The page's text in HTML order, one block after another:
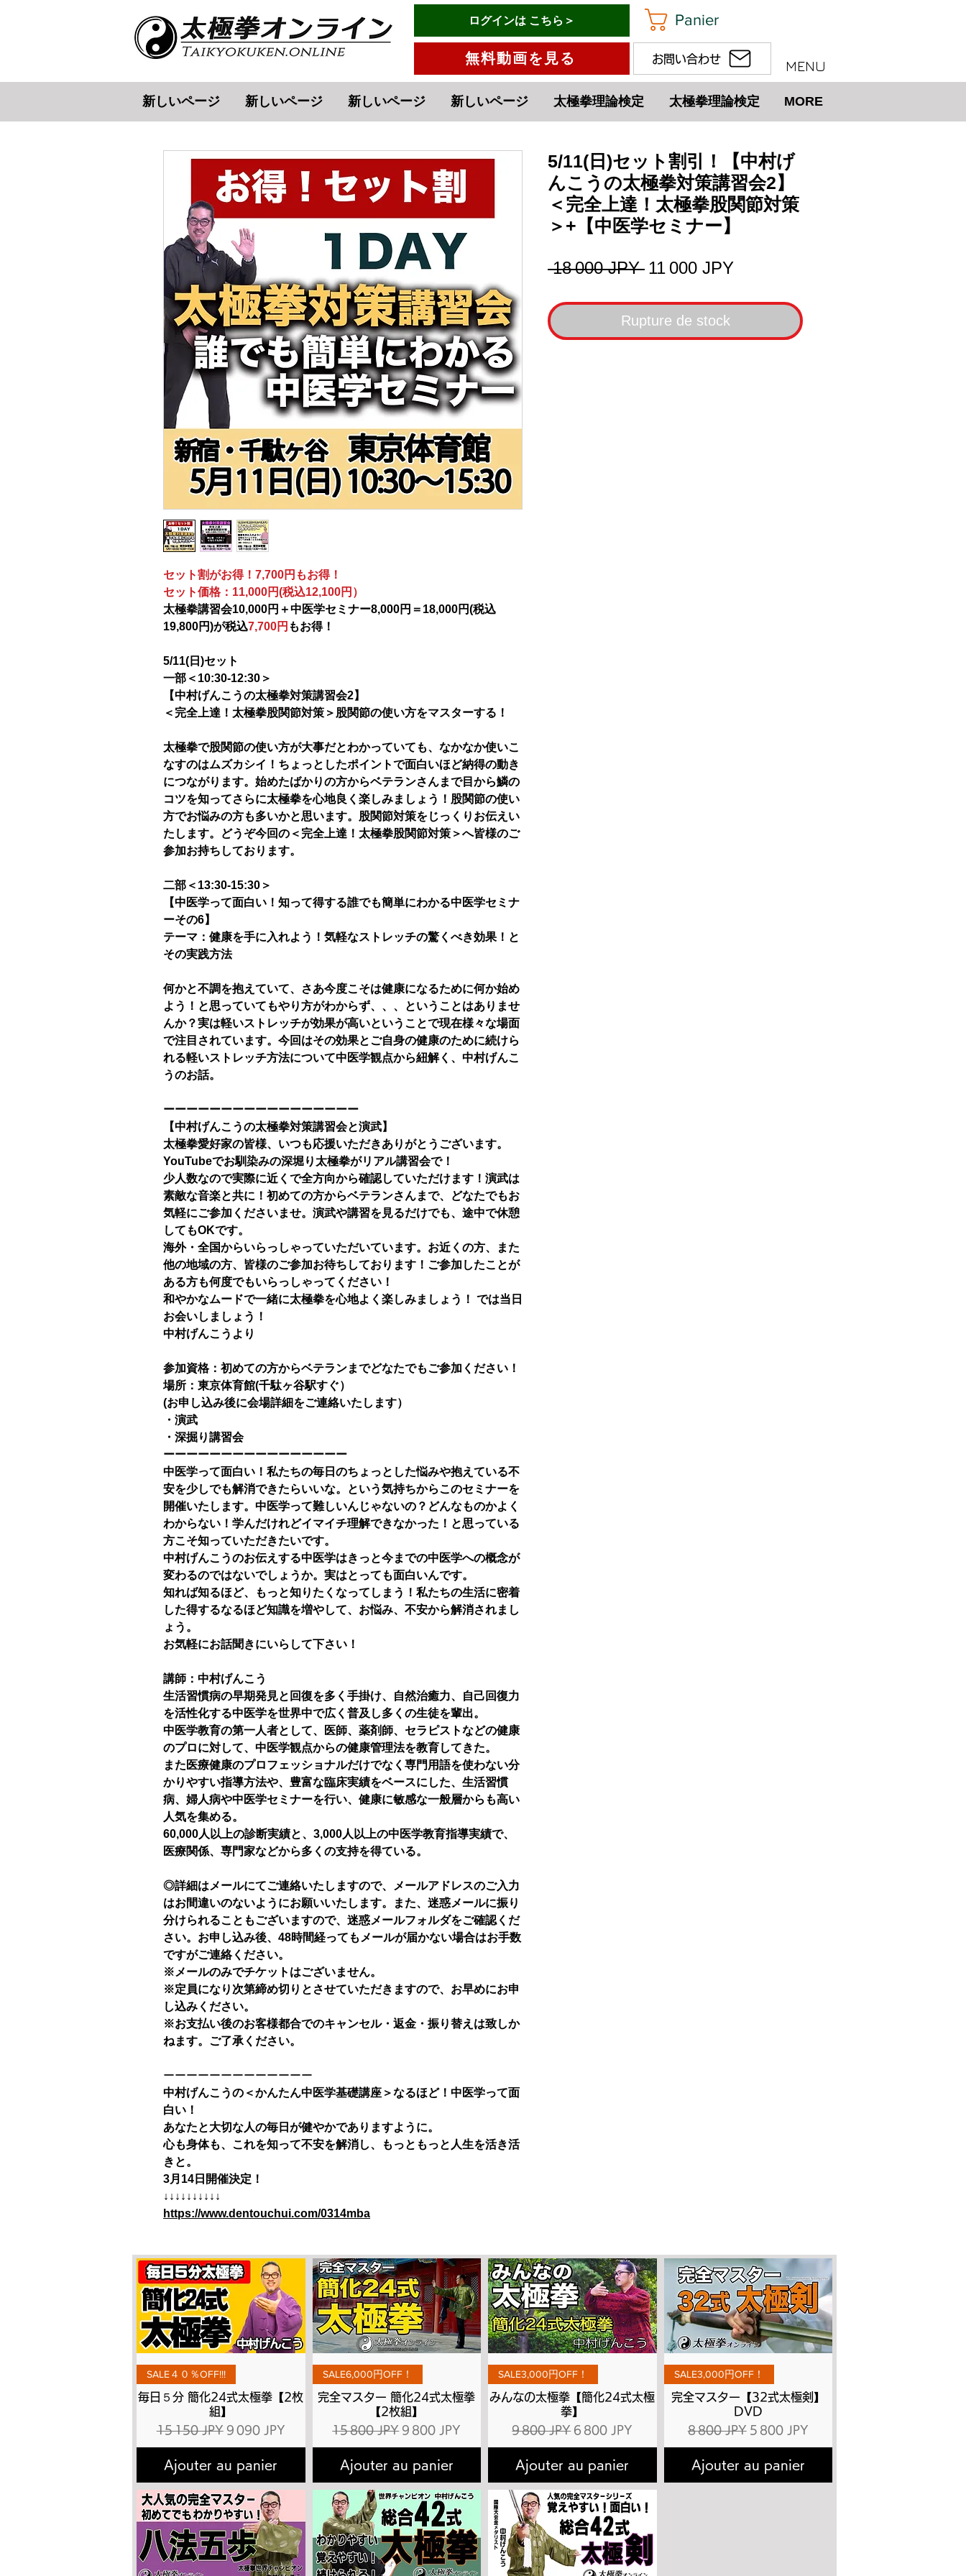
有料会員ログインはこちら→
ログインは こちら＞
無料動画を見る
Panier
お問い合わせ MENU
新しいページ 新しいページ 新しいページ 新しいページ 太極拳理論検定 太極拳理論検定 MORE
セット割がお得！7,700円もお得！
セット価格：11,000円(税込12,100円）
太極拳講習会10,000円＋中医学セミナー8,000円＝18,000円(税込
19,800円)が税込7,700円 もお得！
5/11(日)セット
一部＜10:30-12:30＞
【中村げんこうの太極拳対策講習会2】
＜完全上達！太極拳股関節対策＞股関節の使い方をマスターする！
太極拳で股関節の使い方が大事だとわかっていても、なかなか使いこ
なすのはムズカシイ！ちょっとしたポイントで面白いほど納得の動き
につながります。始めたばかりの方からベテランさんまで目から鱗の
コツを知ってさらに太極拳を心地良く楽しみましょう！股関節の使い
方でお悩みの方も多いかと思います。股関節対策をじっくりお伝えい
たします。どうぞ今回の＜完全上達！太極拳股関節対策＞へ皆様のご
参加お持ちしております。
二部＜13:30-15:30＞
【中医学って面白い！知って得する誰でも簡単にわかる中医学セミナ
ーその6】
テーマ：健康を手に入れよう！気軽なストレッチの驚くべき効果！と
その実践方法
何かと不調を抱えていて、さあ今度こそは健康になるために何か始め
よう！と思っていてもやり方がわからず、、、ということはありませ
んか？実は軽いストレッチが効果が高いということで現在様々な場面
で注目されています。今回はその効果とご自身の健康のために続けら
れる軽いストレッチ方法について中医学観点から紐解く、中村げんこ
うのお話。
ーーーーーーーーーーーーーーーーー
【中村げんこうの太極拳対策講習会と演武】
太極拳愛好家の皆様、いつも応援いただきありがとうございます。
YouTubeでお馴染みの深堀り太極拳がリアル講習会で！
少人数なので実際に近くで全方向から確認していただけます！演武は
素敵な音楽と共に！初めての方からベテランさんまで、どなたでもお
気軽にご参加くださいませ。演武や講習を見るだけでも、途中で休憩
してもOKです。
海外・全国からいらっしゃっていただいています。お近くの方、また
他の地域の方、皆様のご参加お待ちしております！ご参加したことが
ある方も何度でもいらっしゃってください！
和やかなムードで一緒に太極拳を心地よく楽しみましょう！ では当日
お会いしましょう！
中村げんこうより
参加資格：初めての方からベテランまでどなたでもご参加ください！
場所：東京体育館(千駄ヶ谷駅すぐ）
(お申し込み後に会場詳細をご連絡いたします）
・演武
・深掘り講習会
ーーーーーーーーーーーーーーーー
中医学って面白い！私たちの毎日のちょっとした悩みや抱えている不
安を少しでも解消できたらいいな。という気持ちからこのセミナーを
開催いたします。中医学って難しいんじゃないの？どんなものかよく
わからない！学んだけれどイマイチ理解できなかった！と思っている
方こそ知っていただきたいです。
中村げんこうのお伝えする中医学はきっと今までの中医学への概念が
変わるのではないでしょうか。実はとっても面白いんです。
知れば知るほど、もっと知りたくなってしまう！私たちの生活に密着
した得するなるほど知識を増やして、お悩み、不安から解消されまし
ょう。
お気軽にお話聞きにいらして下さい！
講師：中村げんこう
生活習慣病の早期発見と回復を多く手掛け、自然治癒力、自己回復力
を活性化する中医学を世界中で広く普及し多くの生徒を輩出。
中医学教育の第一人者として、医師、薬剤師、セラピストなどの健康
のプロに対して、中医学観点からの健康管理法を教育してきた。
また医療健康のプロフェッショナルだけでなく専門用語を使わない分
かりやすい指導方法や、豊富な臨床実績をベースにした、生活習慣
病、婦人病や中医学セミナーを行い、健康に敏感な一般層からも高い
人気を集める。
60,000人以上の診断実績と、3,000人以上の中医学教育指導実績で、
医療関係、専門家などから多くの支持を得ている。
◎詳細はメールにてご連絡いたしますので、メールアドレスのご入力
はお間違いのないようにお願いいたします。また、迷惑メールに振り
分けられることもございますので、迷惑メールフォルダをご確認くだ
さい。お申し込み後、48時間経ってもメールが届かない場合はお手数
ですがご連絡ください。
※メールのみでチケットはございません。
※定員になり次第締め切りとさせていただきますので、お早めにお申
し込みください。
※お支払い後のお客様都合でのキャンセル・返金・振り替えは致しか
ねます。ご了承ください。
ーーーーーーーーーーーーー
中村げんこうの＜かんたん中医学基礎講座＞なるほど！中医学って面
白い！
あなたと大切な人の毎日が健やかでありますように。
心も身体も、これを知って不安を解消し、もっともっと人生を活き活
きと。
3月14日開催決定！
↓↓↓↓↓↓↓↓​​​​​​​↓​​​​​​​↓
https://www.dentouchui.com/0314mba
5/11(日)セット割引！【中村げ
んこうの太極拳対策講習会2】
＜完全上達！太極拳股関節対策
＞+【中医学セミナー】
18 000 JPY Prix
11 000 JPYPrix
Rupture de stock
Aperçu rapide
SALE４０％OFF!!!
毎日５分 簡化24式太極拳【2枚
組】
Prix original
15 150 JPY Prix promotionnel
9 090 JPY
Ajouter au panier
Aperçu rapide
SALE6,000円OFF！
完全マスター 簡化24式太極拳
【2枚組】
Prix original
15 800 JPY Prix promotionnel
9 800 JPY
Ajouter au panier
Aperçu rapide
SALE3,000円OFF！
みんなの太極拳【簡化24式太極
拳】
Prix original
9 800 JPY Prix promotionnel
6 800 JPY
Ajouter au panier
Aperçu rapide
SALE3,000円OFF！
完全マスター【32式太極剣】
DVD
Prix original
8 800 JPY Prix promotionnel
5 800 JPY
Ajouter au panier